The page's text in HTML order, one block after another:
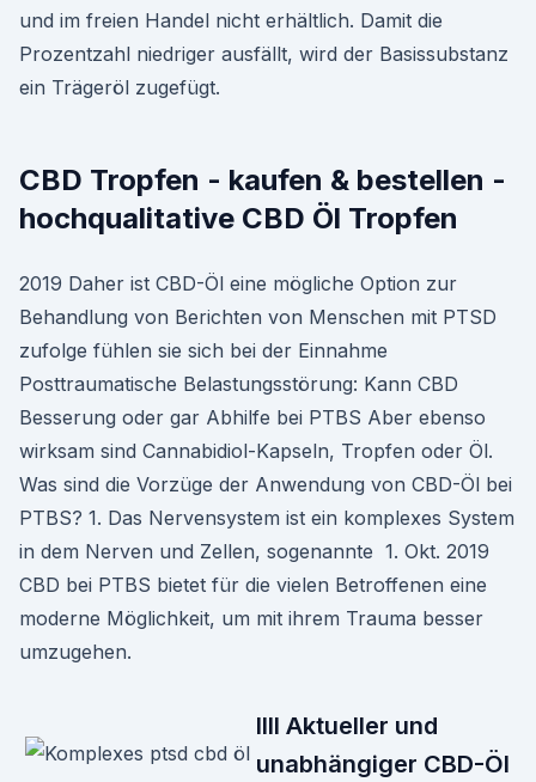
und im freien Handel nicht erhält­lich. Damit die
Prozentzahl niedriger ausfällt, wird der Basissubstanz
ein Trägeröl zugefügt.
CBD Tropfen - kaufen & bestellen -
hochqualitative CBD Öl Tropfen
2019 Daher ist CBD-Öl eine mögliche Option zur
Behandlung von Berichten von Menschen mit PTSD
zufolge fühlen sie sich bei der Einnahme
Posttraumatische Belastungsstörung: Kann CBD
Besserung oder gar Abhilfe bei PTBS Aber ebenso
wirksam sind Cannabidiol-Kapseln, Tropfen oder Öl.
Was sind die Vorzüge der Anwendung von CBD-Öl bei
PTBS? 1. Das Nervensystem ist ein komplexes System
in dem Nerven und Zellen, sogenannte 1. Okt. 2019
CBD bei PTBS bietet für die vielen Betroffenen eine
moderne Möglichkeit, um mit ihrem Trauma besser
umzugehen.
llll Aktueller und
unabhängiger CBD-Öl